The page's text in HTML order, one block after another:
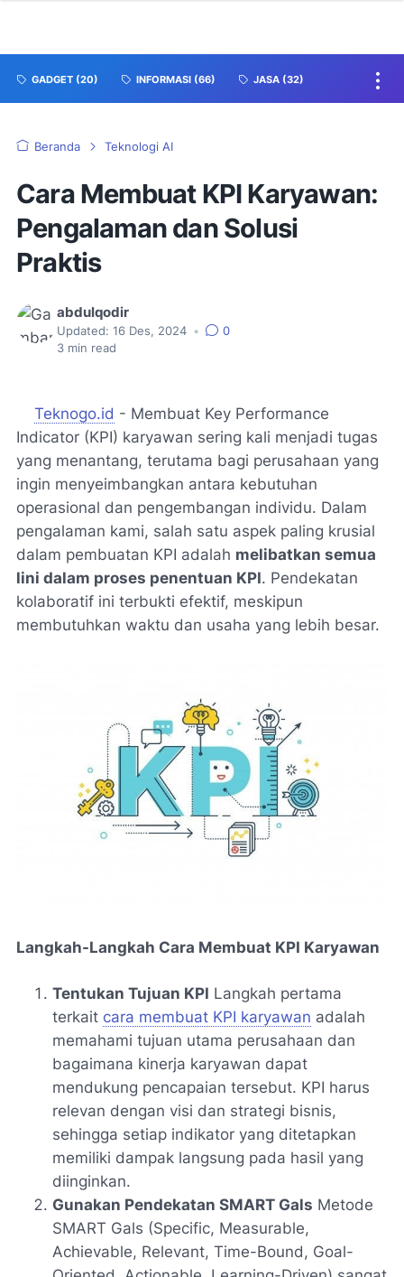
GADGET (20) INFORMASI (66) JASA (32)
Beranda Teknologi AI
Cara Membuat KPI Karyawan:
Pengalaman dan Solusi
Praktis
abdulqodir
Updated: 16 Des, 2024 •
0
3 min read
Teknogo.id - Membuat Key Performance
Indicator (KPI) karyawan sering kali menjadi tugas
yang menantang, terutama bagi perusahaan yang
ingin menyeimbangkan antara kebutuhan
operasional dan pengembangan individu. Dalam
pengalaman kami, salah satu aspek paling krusial
dalam pembuatan KPI adalah melibatkan semua
lini dalam proses penentuan KPI. Pendekatan
kolaboratif ini terbukti efektif, meskipun
membutuhkan waktu dan usaha yang lebih besar.
Langkah-Langkah Cara Membuat KPI Karyawan
Tentukan Tujuan KPI Langkah pertama
terkait cara membuat KPI karyawan adalah
memahami tujuan utama perusahaan dan
bagaimana kinerja karyawan dapat
mendukung pencapaian tersebut. KPI harus
relevan dengan visi dan strategi bisnis,
sehingga setiap indikator yang ditetapkan
memiliki dampak langsung pada hasil yang
diinginkan.
Gunakan Pendekatan SMART Gals Metode
SMART Gals (Specific, Measurable,
Achievable, Relevant, Time-Bound, Goal-